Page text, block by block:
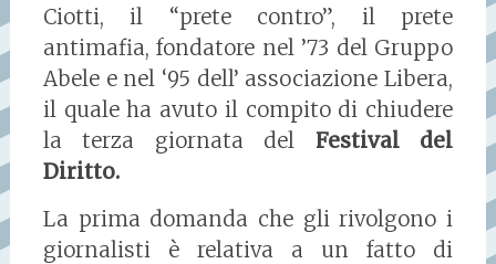
Ciotti, il “prete contro”, il prete
antimafia, fondatore nel ’73 del Gruppo
Abele e nel ‘95 dell’ associazione Libera,
il quale ha avuto il compito di chiudere
la terza giornata del Festival del
Diritto.
La prima domanda che gli rivolgono i
giornalisti è relativa a un fatto di